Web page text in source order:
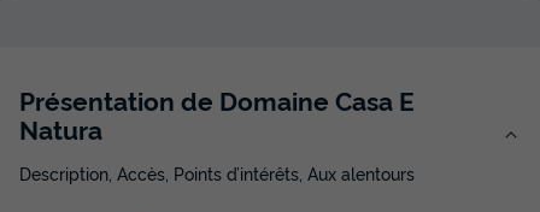
Présentation de Domaine Casa E
Natura
Description, Accès, Points d’intérêts, Aux alentours